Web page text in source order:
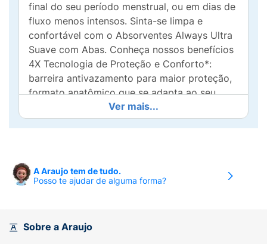
final do seu período menstrual, ou em dias de
fluxo menos intensos. Sinta-se limpa e
confortável com o Absorventes Always Ultra
Suave com Abas. Conheça nossos benefícios
4X Tecnologia de Proteção e Conforto*:
barreira antivazamento para maior proteção,
formato anatômico que se adapta ao seu
corpo, discreto e com controle de odores.
Experimente o Absorvente Always Suave com
outros produtos pensados para o seu cuidado
menstrual e conforto, no nosso site:
• BARREIRA ANTIVAZAMENTO: Os
Ver mais...
A Araujo tem de tudo.
Posso te ajudar de alguma forma?
Sobre a Araujo